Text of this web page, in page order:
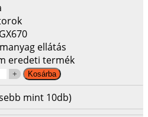
ellátás
eredeti termék
mint 10db)